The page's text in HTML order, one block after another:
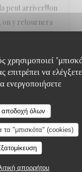
χρησιμοποιεί
να ελέγξετε
ενεργοποιήσετε
αποδοχή όλων
τα "μπισκότα" (cookies)
απορρήτου
peut arriver!!!on
on y retournera